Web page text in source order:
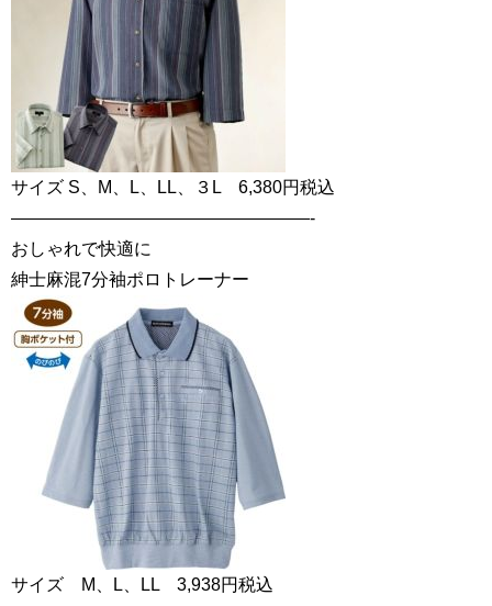
サイズ S、M、L、LL、３L 6,380円税込
—————————————————-
おしゃれで快適に
紳士麻混7分袖ポロトレーナー
サイズ M、L、LL 3,938円税込